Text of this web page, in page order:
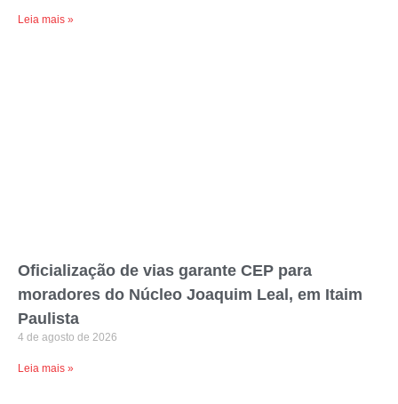
Leia mais »
Oficialização de vias garante CEP para
moradores do Núcleo Joaquim Leal, em Itaim
Paulista
4 de agosto de 2026
Leia mais »